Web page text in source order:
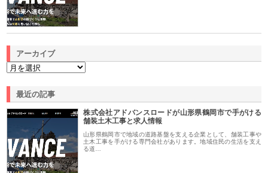
アーカイブ
最近の記事
株式会社アドバンスロードが山形県鶴岡市で手がける
舗装土木工事と求人情報
山形県鶴岡市で地域の道路基盤を支える企業として、舗装工事や
土木工事を手がける専門会社があります。地域住民の生活を支え
る道…